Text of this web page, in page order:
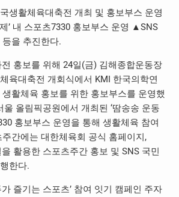
생활체육대축전 개최 및 홍보부스 운영
’ 내 스포츠7330 홍보부스 운영 ▲SNS
을 추진한다.
홍보를 위해 24일(금) 김해종합운동장
육대축전 개회식에서 KMI 한국의학연
활체육 홍보를 위한 홍보부스를 운영했
울 올림픽공원에서 개최된 ‘땀송송 운동
홍보부스 운영을 통해 생활체육 참여
간에는 대한체육회 공식 홈페이지,
활용한 스포츠주간 홍보 및 SNS 국민
한다.
즐기는 스포츠’ 참여 잇기 캠페인 주자